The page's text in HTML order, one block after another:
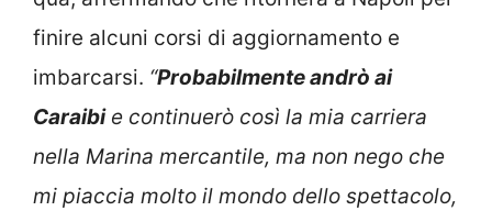
finire alcuni corsi di aggiornamento e
imbarcarsi. “Probabilmente andrò ai
Caraibie continuerò così la mia carriera
nella Marina mercantile, ma non nego che
mi piaccia molto il mondo dello spettacolo,